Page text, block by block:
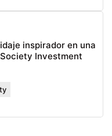
inspirador en una
Investment